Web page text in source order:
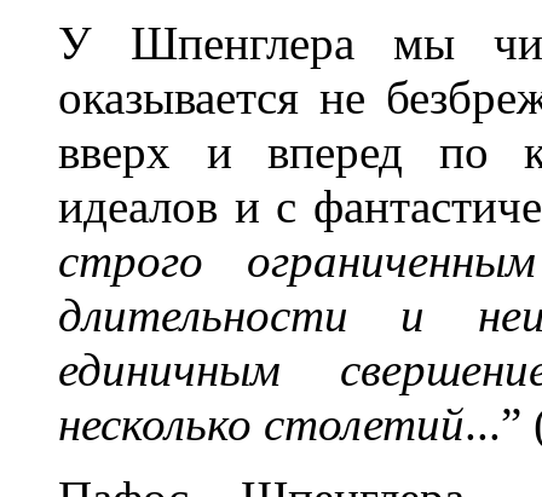
У Шпенглера мы
оказывается не
вверх и вперед по
идеалов и с
строго
длительности и
единичным
несколько столетий...”